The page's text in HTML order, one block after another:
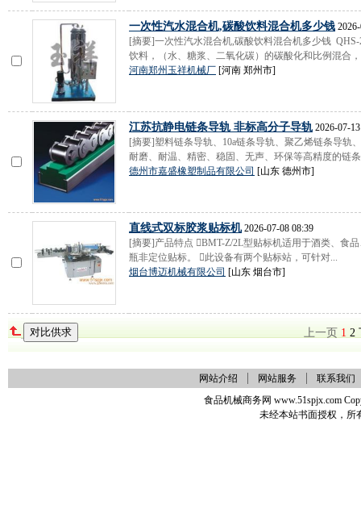
一次性汽水混合机,碳酸饮料混合机多少钱
[摘要]一次性汽水混合机,碳酸饮料混合机多少钱
饮料，（水、糖浆、二氧化碳）的碳酸化和比例混合
河南郑州玉祥机械厂 [河南 郑州市]
江苏抗静电链条导轨 非标高分子导轨 2026-07-
[摘要]塑料链条导轨、10a链条导轨、聚乙烯链条导轨
耐磨、耐温、精密、稳固、无声、环保等高精度的链
德州市嘉盛橡塑制品有限公司 [山东 德州市]
直线式双标胶浆贴标机2026-07-08 08:39
[摘要]产品特点 BMT-Z/2L型贴标机适用于酒类、食
瓶非定位贴标。 此设备有两个贴标站，可针对...
烟台博迈机械有限公司 [山东 烟台市]
上一页 1 2
网站介绍 网站服务
联系我们
食品机械商务网 www.51spjx.com
未经本站书面授权，所